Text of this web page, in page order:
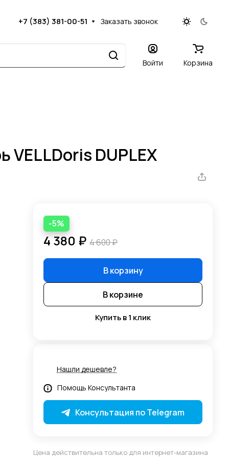
+7 (383) 381-00-51 Заказать звонок
Войти Корзина
DUPLEX
-5%
4 380 ₽ 4 600 ₽
В корзину
В корзине
Купить в 1 клик
Нашли дешевле?
Помощь Консультанта
Консультация по Telegram
Цена действительна только для интернет-магазина